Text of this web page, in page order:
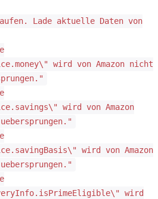
Lade aktuelle Daten von
wird von Amazon nicht
wird von Amazon
wird von Amazon
wird